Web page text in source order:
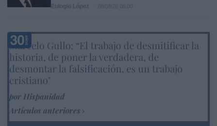
Marcelo Gullo: “El trabajo de desmitificar la
historia, de poner la verdadera, de
desmontar la falsificación, es un trabajo
cristiano"
por Hispanidad
Artículos anteriores